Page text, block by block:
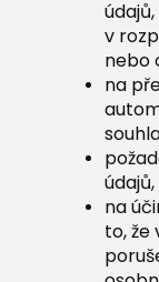
v
nebo
na
údajů,
na
to, že